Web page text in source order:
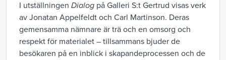
I utställningen Dialog på Galleri S:t Gertrud visas verk
av Jonatan Appelfeldt och Carl Martinson. Deras
gemensamma nämnare är trä och en omsorg och
respekt för materialet – tillsammans bjuder de
besökaren på en inblick i skapandeprocessen och de